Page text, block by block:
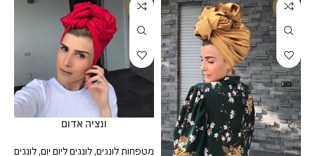
-18%
-25%
ונציה אדום
מטפחות לונגים,לונגים ליום יום,לונגים